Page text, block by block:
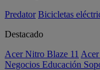
Predator Bicicletas
Destacado
Acer Nitro Blaze 11
Negocios Educación